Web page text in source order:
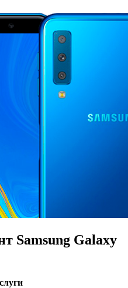
Samsung Galaxy